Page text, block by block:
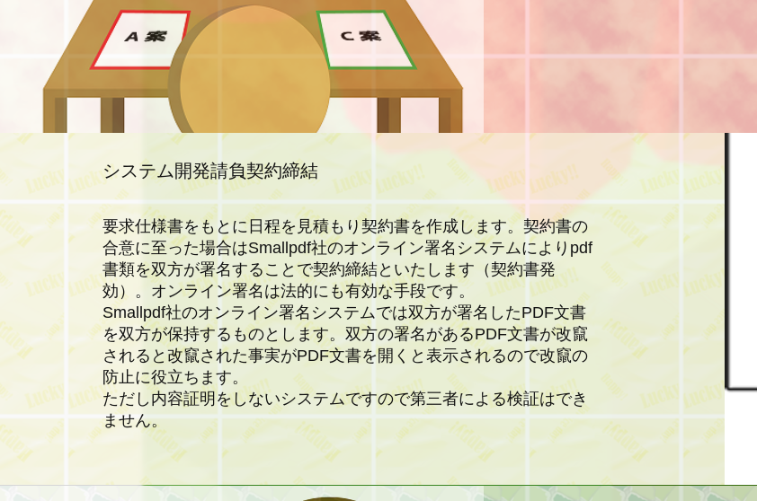
システム開発請負契約締結
要求仕様書をもとに日程を見積もり契約書を作成します。契約書の
合意に至った場合はSmallpdf社のオンライン署名システムによりpdf
書類を双方が署名することで契約締結といたします（契約書発
効）。オンライン署名は法的にも有効な手段です。
Smallpdf社のオンライン署名システムでは双方が署名したPDF文書
を双方が保持するものとします。双方の署名があるPDF文書が改竄
されると改竄された事実がPDF文書を開くと表示されるので改竄の
防止に役立ちます。
ただし内容証明をしないシステムですので第三者による検証はでき
ません。